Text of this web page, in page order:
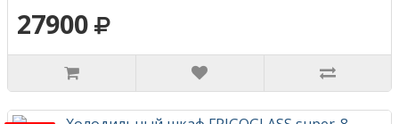
27900